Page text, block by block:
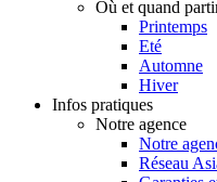
Où et quand
Printemps
Eté
Automne
Hiver
Infos pratiques
Notre agence
Notre
Réseau